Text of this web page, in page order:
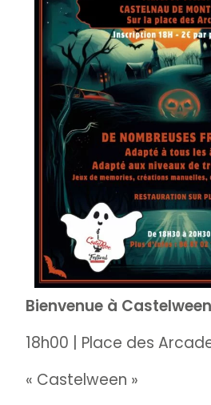
Bienvenue à
18h00 | Place des
« Castelween »